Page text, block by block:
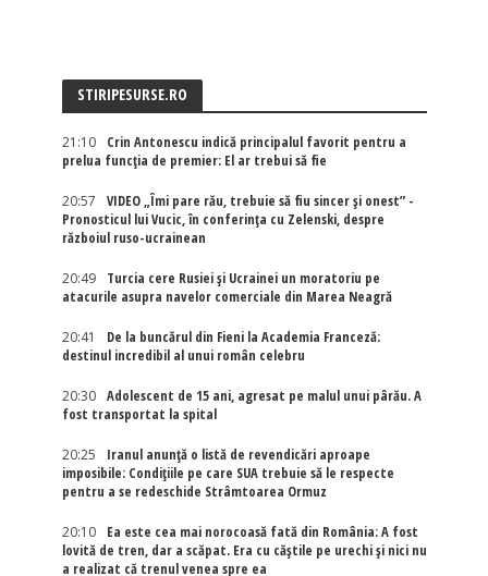
STIRIPESURSE.RO
21:10
Crin Antonescu indică principalul favorit pentru a
prelua funcția de premier: El ar trebui să fie
20:57
VIDEO „Îmi pare rău, trebuie să fiu sincer și onest” -
Pronosticul lui Vucic, în conferința cu Zelenski, despre
războiul ruso-ucrainean
20:49
Turcia cere Rusiei și Ucrainei un moratoriu pe
atacurile asupra navelor comerciale din Marea Neagră
20:41
De la buncărul din Fieni la Academia Franceză:
destinul incredibil al unui român celebru
20:30
Adolescent de 15 ani, agresat pe malul unui pârău. A
fost transportat la spital
20:25
Iranul anunță o listă de revendicări aproape
imposibile: Condițiile pe care SUA trebuie să le respecte
pentru a se redeschide Strâmtoarea Ormuz
20:10
Ea este cea mai norocoasă fată din România: A fost
lovită de tren, dar a scăpat. Era cu căștile pe urechi și nici nu
a realizat că trenul venea spre ea